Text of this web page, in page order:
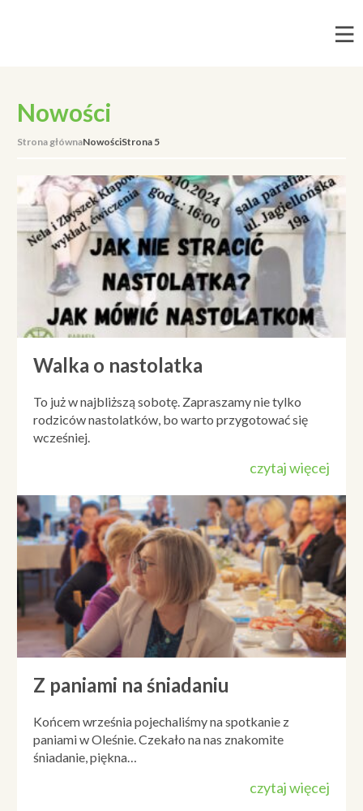
Nowości
Strona głównaNowościStrona 5
Walka o nastolatka
To już w najbliższą sobotę. Zapraszamy nie tylko
rodziców nastolatków, bo warto przygotować się
wcześniej.
czytaj więcej
Z paniami na śniadaniu
Końcem września pojechaliśmy na spotkanie z
paniami w Oleśnie. Czekało na nas znakomite
śniadanie, piękna…
czytaj więcej